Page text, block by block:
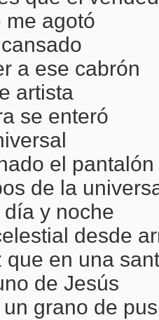
me agotó
a ese cabrón
artista
se enteró
el pantalón
de la
día y noche
desde
que en una
de Jesús
un grano de